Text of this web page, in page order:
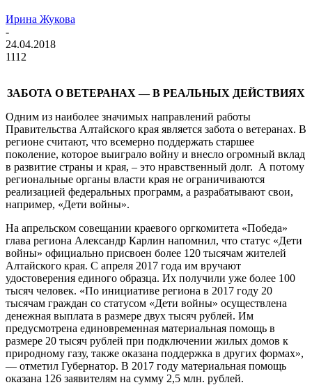
Ирина Жукова
-
24.04.2018
1112
ЗАБОТА О ВЕТЕРАНАХ — В РЕАЛЬНЫХ ДЕЙСТВИЯХ
Одним из наиболее значимых направлений работы
Правительства Алтайского края является забота о ветеранах. В
регионе считают, что всемерно поддержать старшее
поколение, которое выиграло войну и внесло огромный вклад
в развитие страны и края, – это нравственный долг. А потому
региональные органы власти края не ограничиваются
реализацией федеральных программ, а разрабатывают свои,
например, «Дети войны».
На апрельском совещании краевого оргкомитета «Победа»
глава региона Александр Карлин напомнил, что статус «Дети
войны» официально присвоен более 120 тысячам жителей
Алтайского края. С апреля 2017 года им вручают
удостоверения единого образца. Их получили уже более 100
тысяч человек. «По инициативе региона в 2017 году 20
тысячам граждан со статусом «Дети войны» осуществлена
денежная выплата в размере двух тысяч рублей. Им
предусмотрена единовременная материальная помощь в
размере 20 тысяч рублей при подключении жилых домов к
природному газу, также оказана поддержка в других формах»,
— отметил Губернатор. В 2017 году материальная помощь
оказана 126 заявителям на сумму 2,5 млн. рублей.